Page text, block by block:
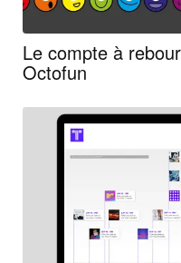
Le compte à
Octofun